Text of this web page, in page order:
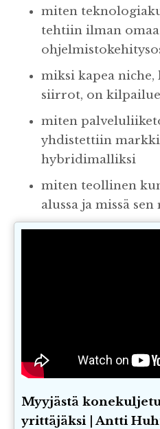
miten
tehtiin ilman omaa
miksi kapea
siirrot, on
miten
yhdistettiin
hybridimalliksi
miten teollinen
alussa ja missä
Myyjästä
yrittäjäksi | Antti